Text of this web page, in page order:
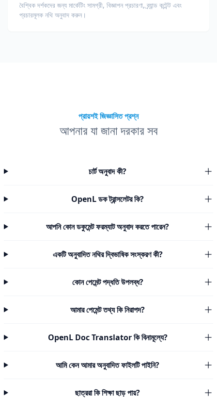
বৈশ্বিক দর্শকদের জন্য মার্কেটিং সামগ্রী, বিজ্ঞাপন প্রচারণা, ব্র্যান্ড কন্টেন্ট এবং
প্রচারমূলক নথি অনুবাদ করুন।
প্রায়শই জিজ্ঞাসিত প্রশ্ন
আপনার যা জানা দরকার সব
চার্ট অনুবাদ কী?
OpenL ডক ট্রান্সলেটর কি?
আপনি কোন ডকুমেন্ট ফরম্যাট অনুবাদ করতে পারেন?
একটি অনুবাদিত নথির দ্বিভাষিক সংস্করণ কী?
কোন পেমেন্ট পদ্ধতি উপলব্ধ?
আমার পেমেন্ট তথ্য কি নিরাপদ?
OpenL Doc Translator কি বিনামূল্যে?
আমি কেন আমার অনুবাদিত ফাইলটি পাইনি?
ছাত্ররা কি শিক্ষা ছাড় পায়?